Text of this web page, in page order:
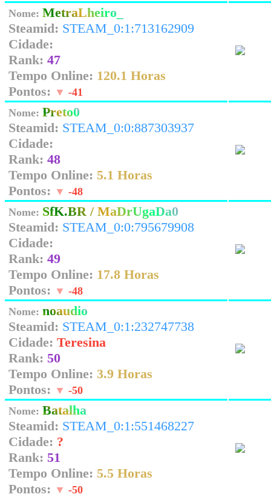
Nome: MetraLheiro_
Steamid: STEAM_0:1:713162909
Cidade:
Rank: 47
Tempo Online: 120.1 Horas
Pontos: ▼ -41
Nome: Preto0
Steamid: STEAM_0:0:887303937
Cidade:
Rank: 48
Tempo Online: 5.1 Horas
Pontos: ▼ -48
Nome: SfK.BR / MaDrUgaDa0
Steamid: STEAM_0:0:795679908
Cidade:
Rank: 49
Tempo Online: 17.8 Horas
Pontos: ▼ -48
Nome: noaudio
Steamid: STEAM_0:1:232747738
Cidade: Teresina
Rank: 50
Tempo Online: 3.9 Horas
Pontos: ▼ -50
Nome: Batalha
Steamid: STEAM_0:1:551468227
Cidade: ?
Rank: 51
Tempo Online: 5.5 Horas
Pontos: ▼ -50